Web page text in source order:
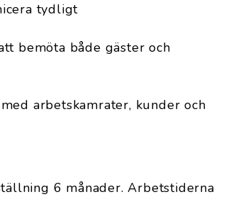
tydligt
bemöta både gäster och
arbetskamrater, kunder och
6 månader. Arbetstiderna